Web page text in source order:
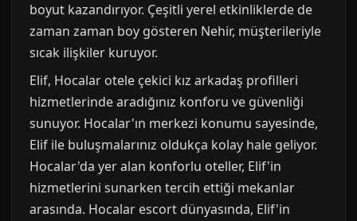
boyut kazandırıyor. Çeşitli yerel etkinliklerde de
zaman zaman boy gösteren Nehir, müşterileriyle
sıcak ilişkiler kuruyor.
Elif, Hocalar otele çekici kız arkadaş profilleri
hizmetlerinde aradığınız konforu ve güvenliği
sunuyor. Hocalar'ın merkezi konumu sayesinde,
Elif ile buluşmalarınız oldukça kolay hale geliyor.
Hocalar'da yer alan konforlu oteller, Elif'in
hizmetlerini sunarken tercih ettiği mekanlar
arasında. Hocalar escort dünyasında, Elif'in